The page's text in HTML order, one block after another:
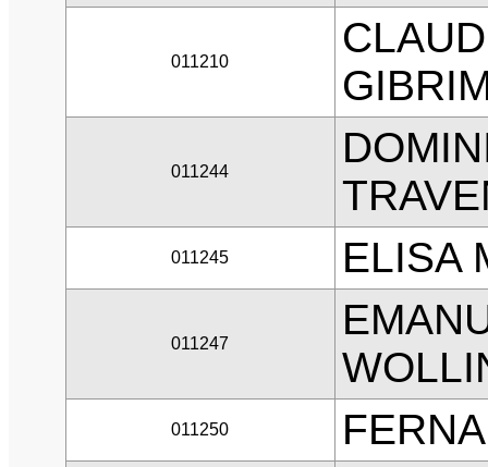
011210
011244
011245 ELISA
011247
011250